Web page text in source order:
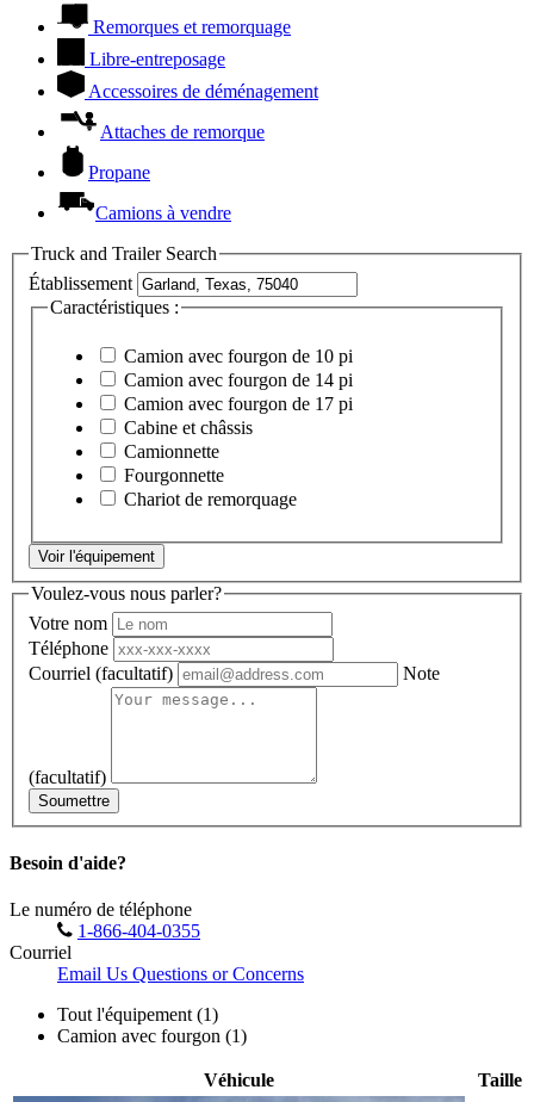
Remorques et remorquage
Libre-entreposage
Accessoires de déménagement
Attaches de remorque
Propane
Camions à vendre
Truck and Trailer Search
Établissement
Caractéristiques :
Camion avec fourgon de 10 pi
Camion avec fourgon de 14 pi
Camion avec fourgon de 17 pi
Cabine et châssis
Camionnette
Fourgonnette
Chariot de remorquage
Voir l'équipement
Voulez-vous nous parler?
Votre nom
Téléphone
Courriel (facultatif) Note
(facultatif)
Soumettre
Besoin d'aide?
Le numéro de téléphone
1-866-404-0355
Courriel
Email Us Questions or Concerns
Tout l'équipement (1)
Camion avec fourgon (1)
Véhicule Taille